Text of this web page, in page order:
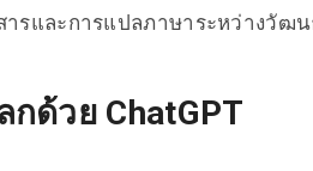
ารและการแปลภาษาระหว่างวัฒ
ด้วย ChatGPT